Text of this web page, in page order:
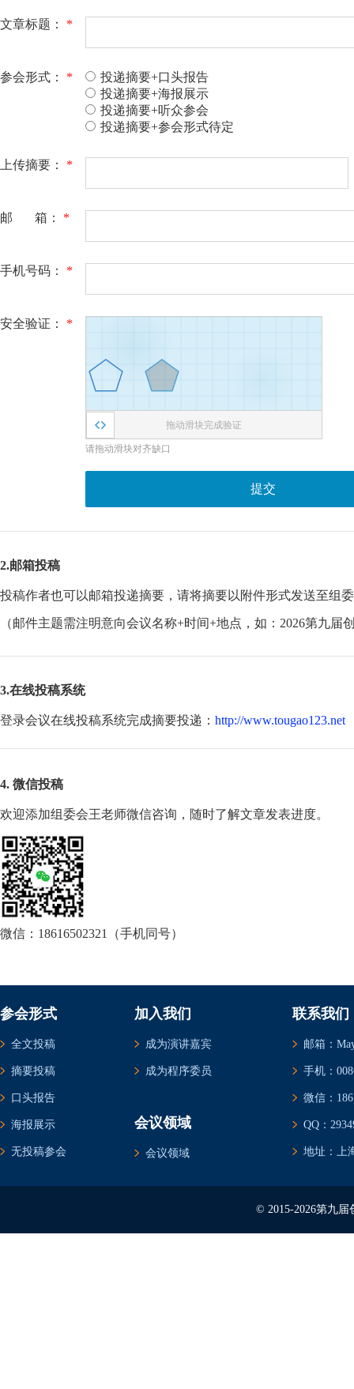
文章标题： *
参会形式： *
投递摘要+口头报告
投递摘要+海报展示
投递摘要+听众参会
投递摘要+参会形式待定
上传摘要： *
邮 箱： *
手机号码： *
安全验证： *
拖动滑块完成验证
请拖动滑块对齐缺口
提交
2.邮箱投稿
投稿作者也可以邮箱投递摘要，请将摘要以附件形式发送至组
（邮件主题需注明意向会议名称+时间+地点，如：2026第九届
3.在线投稿系统
登录会议在线投稿系统完成摘要投递： http://www.tougao123.net
4. 微信投稿
欢迎添加组委会王老师微信咨询，随时了解文章发表进度。
微信：18616502321（手机同号）
参会形式
全文投稿
摘要投稿
口头报告
海报展示
无投稿参会
加入我们
成为演讲嘉宾
成为程序委员
会议领域
会议领域
联系我们
邮箱：
手机：
微信：
QQ：
地址：上
© 2015-2026第九